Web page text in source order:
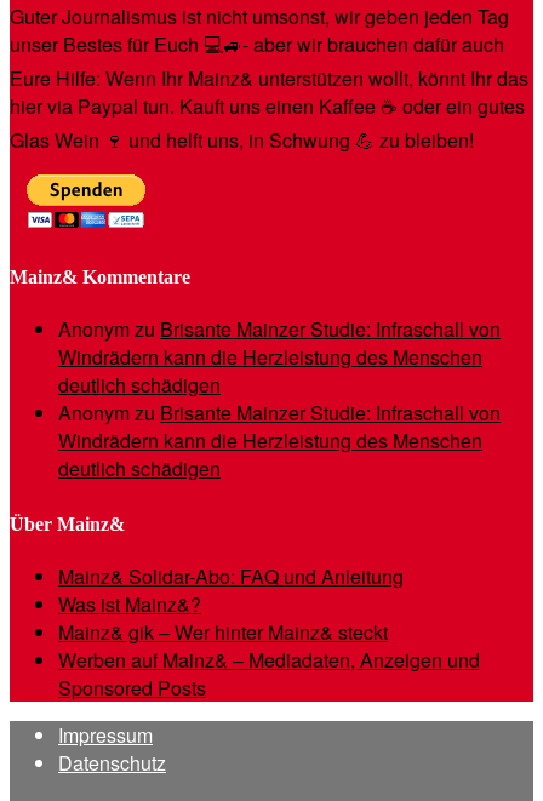
Guter Journalismus ist nicht umsonst, wir geben jeden Tag
unser Bestes für Euch 💻🚙- aber wir brauchen dafür auch
Eure Hilfe: Wenn Ihr Mainz& unterstützen wollt, könnt Ihr das
hier via Paypal tun. Kauft uns einen Kaffee ☕️ oder ein gutes
Glas Wein 🍷 und helft uns, in Schwung 💪 zu bleiben!
Mainz& Kommentare
Anonymzu Brisante Mainzer Studie: Infraschall von
Windrädern kann die Herzleistung des Menschen
deutlich schädigen
Anonymzu Brisante Mainzer Studie: Infraschall von
Windrädern kann die Herzleistung des Menschen
deutlich schädigen
Über Mainz&
Mainz& Solidar-Abo: FAQ und Anleitung
Was ist Mainz&?
Mainz& gik – Wer hinter Mainz& steckt
Werben auf Mainz& – Mediadaten, Anzeigen und
Sponsored Posts
Impressum
Datenschutz